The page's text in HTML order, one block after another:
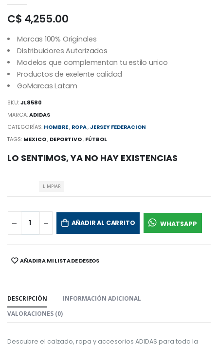
C$ 4,255.00
Marcas 100% Originales
Distribuidores Autorizados
Modelos que complementan tu estilo unico
Productos de exelente calidad
GoMarcas Latam
SKU:JL8580
MARCA:ADIDAS
CATEGORÍAS: HOMBRE, ROPA,JERSEY FEDERACION
TAGS: MEXICO, DEPORTIVO, FÚTBOL
LO SENTIMOS, YA NO HAY EXISTENCIAS
LIMPIAR
AÑADIR AL CARRITO WHATSAPP
SHARE:AÑADIR A MI LISTA DE DESEOS
DESCRIPCIÓN
INFORMACIÓN ADICIONAL
VALORACIONES (0)
Descubre el calzado, ropa y accesorios ADIDAS para toda la